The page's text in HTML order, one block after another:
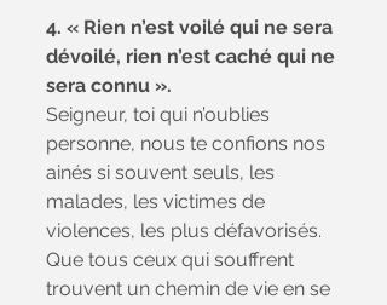
4. « Rien n’est voilé qui ne sera
dévoilé, rien n’est caché qui ne
sera connu ».
Seigneur, toi qui n’oublies
personne, nous te confions nos
ainés si souvent seuls, les
malades, les victimes de
violences, les plus défavorisés.
Que tous ceux qui souffrent
trouvent un chemin de vie en se